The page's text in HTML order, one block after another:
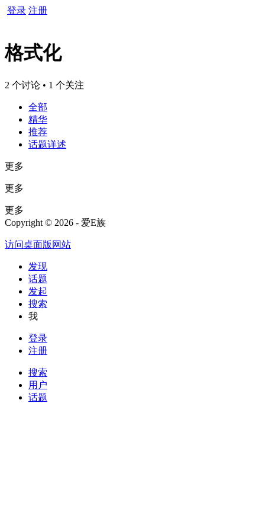
登录 注册
格式化
2 个讨论 • 1 个关注
全部
精华
推荐
话题详述
更多
更多
更多
Copyright © 2026 - 爱E族
访问桌面版网站
发现
话题
发起
搜索
我
登录
注册
搜索
用户
话题